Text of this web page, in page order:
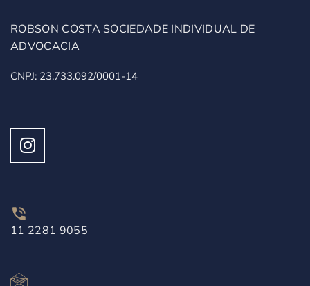
ROBSON COSTA SOCIEDADE INDIVIDUAL DE
ADVOCACIA
CNPJ: 23.733.092/0001-14
11 2281 9055